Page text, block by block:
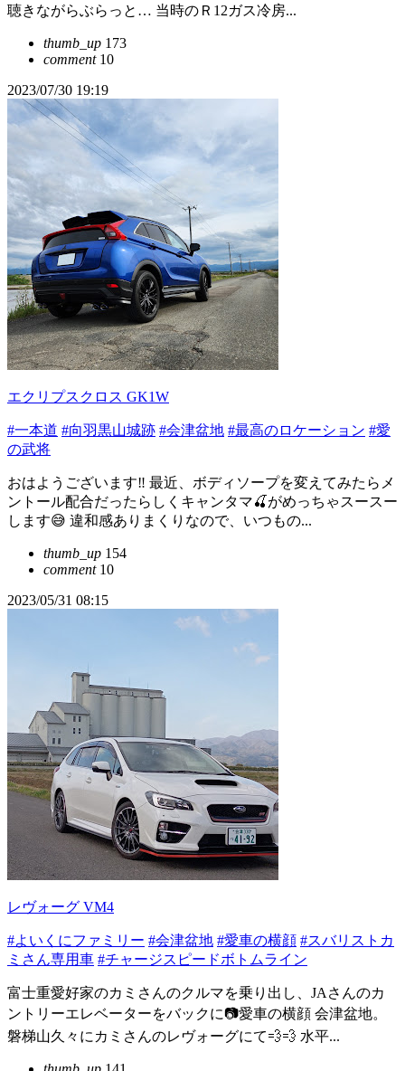
聴きながらぶらっと… 当時のＲ12ガス冷房...
thumb_up 173
comment10
2023/07/30 19:19
エクリプスクロス GK1W
#一本道 #向羽黒山城跡 #会津盆地 #最高のロケーション #愛
の武将
おはようございます‼️ 最近、ボディソープを変えてみたらメ
ントール配合だったらしくキャンタマ🍒がめっちゃスースー
します😅 違和感ありまくりなので、いつもの...
thumb_up 154
comment10
2023/05/31 08:15
レヴォーグ VM4
#よいくにファミリー #会津盆地 #愛車の横顔 #スバリストカ
ミさん専用車 #チャージスピードボトムライン
富士重愛好家のカミさんのクルマを乗り出し、JAさんのカ
ントリーエレベーターをバックに📷愛車の横顔 会津盆地。
磐梯山久々にカミさんのレヴォーグにて💨💨 水平...